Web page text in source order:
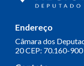
Endereço
Câmara dos
20CEP: 70.160-